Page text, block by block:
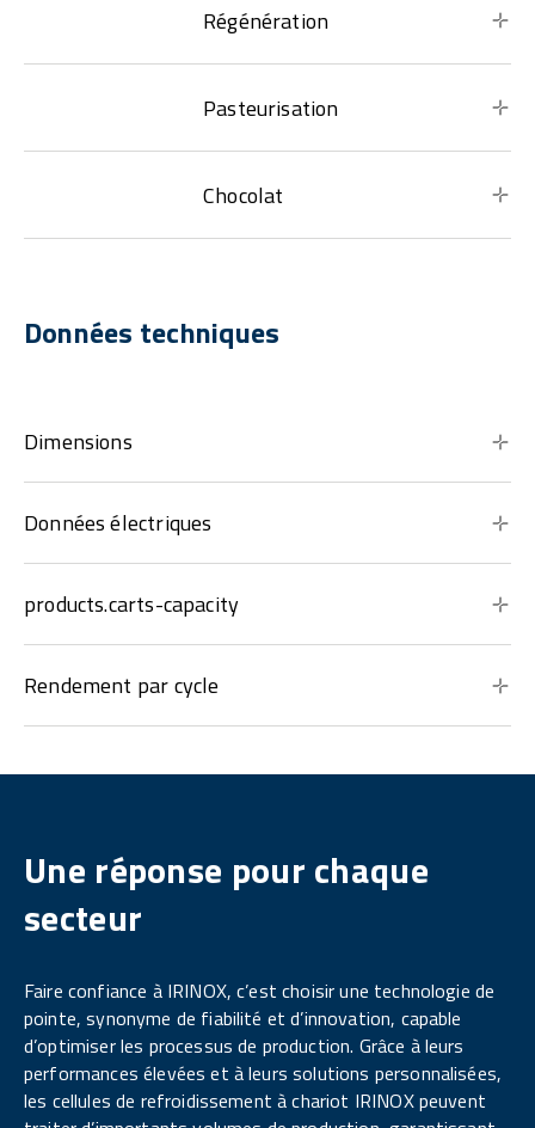
Régénération
Pasteurisation
Chocolat
Données techniques
Dimensions
Données électriques
products.carts-capacity
Rendement par cycle
Une réponse pour chaque
secteur
Faire confiance à IRINOX, c’est choisir une technologie de
pointe, synonyme de fiabilité et d’innovation, capable
d’optimiser les processus de production. Grâce à leurs
performances élevées et à leurs solutions personnalisées,
les cellules de refroidissement à chariot IRINOX peuvent